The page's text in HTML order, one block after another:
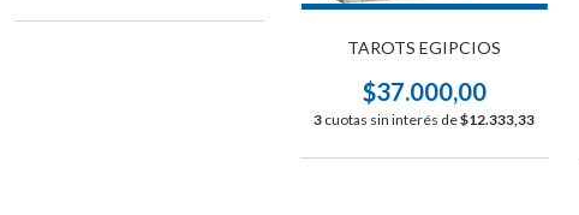
TAROTS EGIPCIOS
$37.000,00
3 cuotas sin interés de$12.333,33